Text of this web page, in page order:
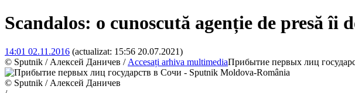
Scandalos: o cunoscută agenție de presă îi
14:01 02.11.2016 (actualizat: 15:56 20.07.2021)
© Sputnik / Алексей Даничев / Accesați arhiva multimediaПрибытие первых лиц
© Sputnik / Алексей Даничев